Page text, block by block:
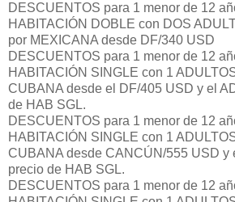
DESCUENTOS para 1 menor de 12
HABITACIÓN DOBLE con DOS
por MEXICANA desde DF/340 USD
DESCUENTOS para 1 menor de 12
HABITACIÓN SINGLE con 1
CUBANA desde el DF/405 USD y el
de HAB SGL.
DESCUENTOS para 1 menor de 12
HABITACIÓN SINGLE con 1
CUBANA desde CANCÚN/555 USD y
precio de HAB SGL.
DESCUENTOS para 1 menor de 12